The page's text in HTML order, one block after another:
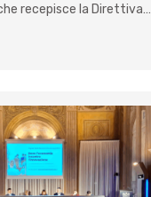
recepisce la Direttiva…